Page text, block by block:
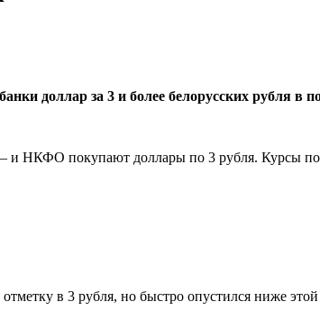
доллар за 3 и более белорусских рубля в
НКФО покупают доллары по 3 рубля. Курсы
в 3 рубля, но быстро опустился ниже